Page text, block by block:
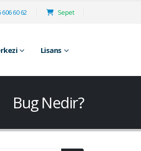
606 60 62 Sepet
Lisans
Bug Nedir?